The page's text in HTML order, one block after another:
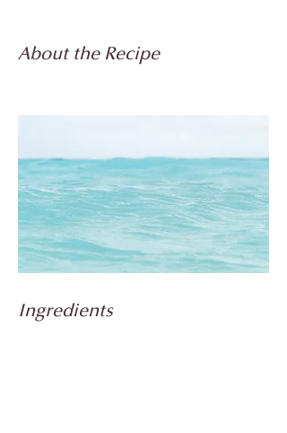
About the Recipe
Ingredients